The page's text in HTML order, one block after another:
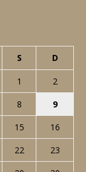
S D
1
2
8
9
15
16
22
23